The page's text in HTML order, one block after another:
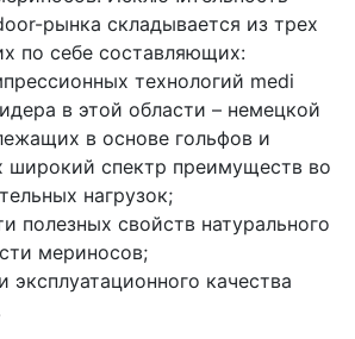
рынка складывается из трех
по себе составляющих:
технологий medi
в этой области – немецкой
в основе гольфов и
широкий спектр преимуществ во
нагрузок;
полезных свойств натурального
мериносов;
эксплуатационного качества